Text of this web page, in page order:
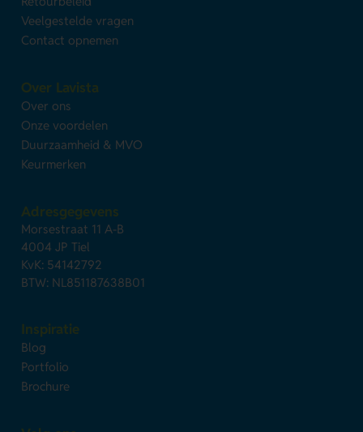
Veelgestelde vragen
Contact opnemen
Over Lavista
Over ons
Onze voordelen
Duurzaamheid & MVO
Keurmerken
Adresgegevens
Morsestraat 11 A-B
4004 JP Tiel
KvK: 54142792
BTW: NL851187638B01
Inspiratie
Blog
Portfolio
Brochure